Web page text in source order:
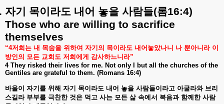
자기 목이라도 내어 놓을 사람들(롬16:4)
Those who are willing to sacrifice
themselves
“4저희는 내 목숨을 위하여 자기의 목이라도 내어놓았나니 나 뿐아니라 이
방인의 모든 교회도 저희에게 감사하느니라”
4 They risked their lives for me. Not only I but all the churches of the
Gentiles are grateful to them. (Romans 16:4)
바울이 자기를 위해 자기 목이라도 내어 놓을 사람들이라고 아굴라와 브리
스길라 부부를 극찬한 것은 먹고 사는 모든 삶 속에서 복음과 함께한 사람